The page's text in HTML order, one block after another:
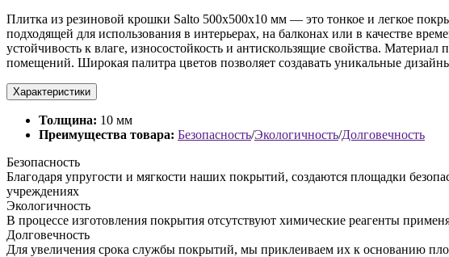
Плитка из резиновой крошки Salto 500x500x10 мм — это тонкое и легкое
подходящей для использования в интерьерах, на балконах или в качестве
устойчивость к влаге, износостойкость и антискользящие свойства.
помещений. Широкая палитра цветов позволяет создавать уникальные
Характеристики
Толщина: 10 мм
Преимущества товара: Безопасность/Экологичность/Долговечность
Безопасность
Благодаря упругости и мягкости наших покрытий, создаются площадки
учреждениях
Экологичность
В процессе изготовления покрытия отсутствуют химические реагенты
Долговечность
Для увеличения срока службы покрытий, мы приклеиваем их к основанию